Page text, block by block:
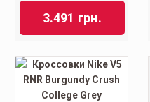
3.491 грн.